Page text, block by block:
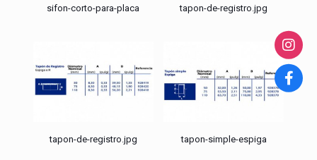
sifon-corto-para-placa tapon-de-registro.jpg
tapon-de-registro.jpg tapon-simple-espiga